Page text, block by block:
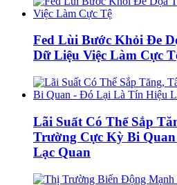
Fed Lùi Bước Khỏi Đe
Dữ Liệu Việc Làm Cực
Lãi Suất Có Thể Sắp
Trường Cực Kỳ Bi
Lạc Quan